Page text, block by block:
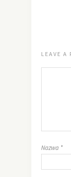
LEAVE A
Nazwa *